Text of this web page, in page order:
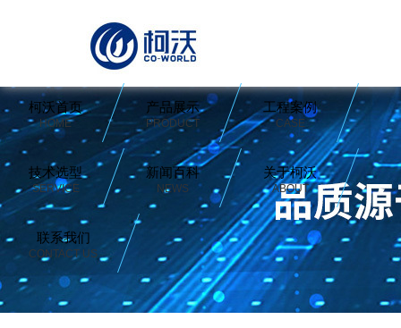
柯沃首页
HOME
产品展示
PRODUCT
工程案例
CASE
技术选型
SERVICE
新闻百科
NEWS
关于柯沃
ABOUT
联系我们
CONTACT US